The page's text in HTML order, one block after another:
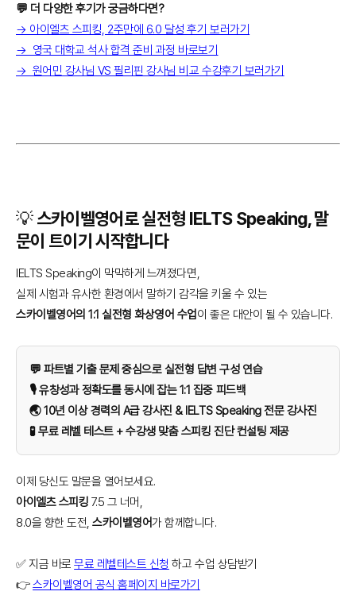
💬 더 다양한 후기가 궁금하다면?
→ 아이엘츠 스피킹, 2주만에 6.0 달성 후기 보러가기
→ 영국 대학교 석사 합격 준비 과정 바로보기
→ 원어민 강사님 VS 필리핀 강사님 비교 수강후기 보러가기
💡 스카이벨영어로 실전형 IELTS Speaking, 말
문이 트이기 시작합니다
IELTS Speaking이 막막하게 느껴졌다면,
실제 시험과 유사한 환경에서 말하기 감각을 키울 수 있는
스카이벨영어의 1:1 실전형 화상영어 수업이 좋은 대안이 될 수 있습니다.
💬 파트별 기출 문제 중심으로 실전형 답변 구성 연습
🎙️ 유창성과 정확도를 동시에 잡는 1:1 집중 피드백
🌏 10년 이상 경력의 A급 강사진 & IELTS Speaking 전문 강사진
🧪 무료 레벨 테스트 + 수강생 맞춤 스피킹 진단 컨설팅 제공
이제 당신도 말문을 열어보세요.
아이엘츠 스피킹 7.5 그 너머,
8.0을 향한 도전,스카이벨영어가 함께합니다.
✅ 지금 바로무료 레벨테스트 신청 하고 수업 상담받기
👉스카이벨영어 공식 홈페이지 바로가기